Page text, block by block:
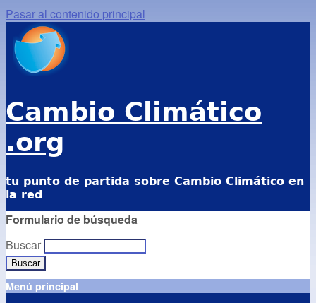
Pasar al contenido principal
Cambio Climático
.org
tu punto de partida sobre Cambio Climático en
la red
Formulario de búsqueda
Buscar
Menú principal